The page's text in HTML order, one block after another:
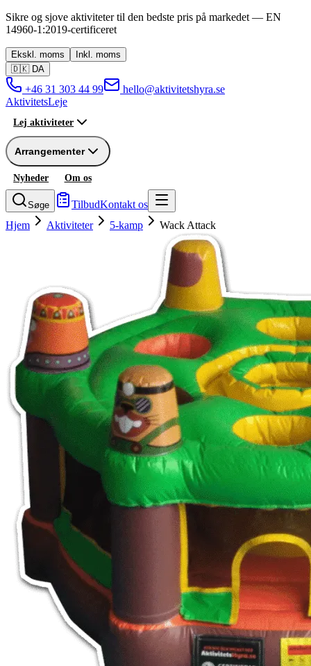
Sikre og sjove aktiviteter til den bedste pris på markedet — EN
14960-1:2019-certificeret
Ekskl. moms Inkl. moms
🇩🇰 DA
+46 31 303 44 99
hello@aktivitetshyra.se
AktivitetsLeje
Lej aktiviteter
Arrangementer
Nyheder Om os
Søge TilbudKontakt os
Hjem
Aktiviteter 5-kamp Wack Attack